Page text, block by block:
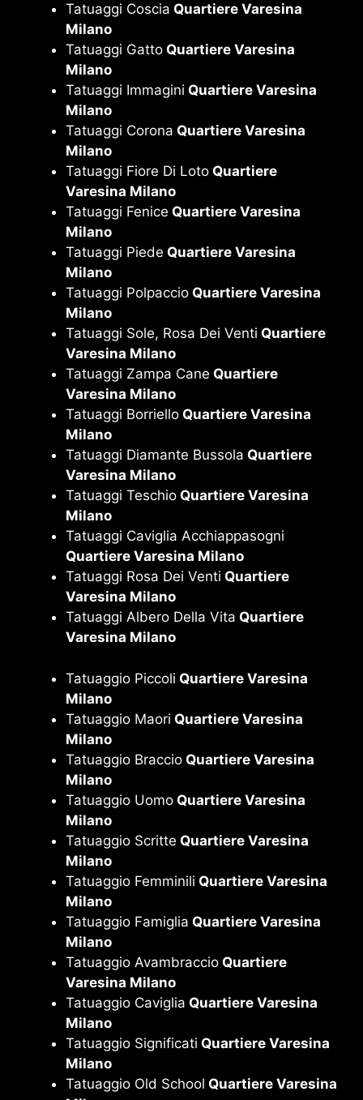
Tatuaggi Coscia Quartiere Varesina
Milano
Tatuaggi Gatto Quartiere Varesina
Milano
Tatuaggi Immagini Quartiere Varesina
Milano
Tatuaggi Corona Quartiere Varesina
Milano
Tatuaggi Fiore Di Loto Quartiere
Varesina Milano
Tatuaggi Fenice Quartiere Varesina
Milano
Tatuaggi Piede Quartiere Varesina
Milano
Tatuaggi Polpaccio Quartiere Varesina
Milano
Tatuaggi Sole, Rosa Dei Venti Quartiere
Varesina Milano
Tatuaggi Zampa Cane Quartiere
Varesina Milano
Tatuaggi Borriello Quartiere Varesina
Milano
Tatuaggi Diamante Bussola Quartiere
Varesina Milano
Tatuaggi Teschio Quartiere Varesina
Milano
Tatuaggi Caviglia Acchiappasogni
Quartiere Varesina Milano
Tatuaggi Rosa Dei Venti Quartiere
Varesina Milano
Tatuaggi Albero Della Vita Quartiere
Varesina Milano
Tatuaggio Piccoli Quartiere Varesina
Milano
Tatuaggio Maori Quartiere Varesina
Milano
Tatuaggio Braccio Quartiere Varesina
Milano
Tatuaggio Uomo Quartiere Varesina
Milano
Tatuaggio Scritte Quartiere Varesina
Milano
Tatuaggio Femminili Quartiere Varesina
Milano
Tatuaggio Famiglia Quartiere Varesina
Milano
Tatuaggio Avambraccio Quartiere
Varesina Milano
Tatuaggio Caviglia Quartiere Varesina
Milano
Tatuaggio Significati Quartiere Varesina
Milano
Tatuaggio Old School Quartiere Varesina